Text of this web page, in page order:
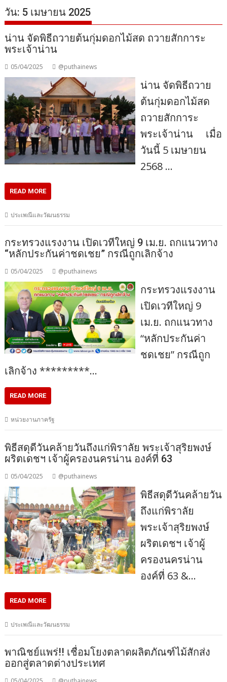
วัน: 5 เมษายน 2025
น่าน จัดพิธีถวายต้นกุ่มดอกไม้สด ถวายสักการะ
พระเจ้าน่าน
05/04/2025 @puthainews
น่าน จัดพิธีถวาย
ต้นกุ่มดอกไม้สด
ถวายสักการะ
พระเจ้าน่าน เมื่อ
วันนี้ 5 เมษายน
2568 …
READ MORE
ประเพณีและวัฒนธรรม
กระทรวงแรงงาน เปิดเวทีใหญ่ 9 เม.ย. ถกแนวทาง
“หลักประกันค่าชดเชย” กรณีถูกเลิกจ้าง
05/04/2025 @puthainews
กระทรวงแรงงาน
เปิดเวทีใหญ่ 9
เม.ย. ถกแนวทาง
“หลักประกันค่า
ชดเชย” กรณีถูก
เลิกจ้าง *********…
READ MORE
หน่วยงานภาครัฐ
พิธีสดุดีวันคล้ายวันถึงแก่พิราลัย พระเจ้าสุริยพงษ์
ผริตเดชฯ เจ้าผู้ครองนครน่าน องค์ที่ 63
05/04/2025 @puthainews
พิธีสดุดีวันคล้ายวัน
ถึงแก่พิราลัย
พระเจ้าสุริยพงษ์
ผริตเดชฯ เจ้าผู้
ครองนครน่าน
องค์ที่ 63 &…
READ MORE
ประเพณีและวัฒนธรรม
พาณิชย์แพร่!! เชื่อมโยงตลาดผลิตภัณฑ์ไม้สักส่ง
ออกสู่ตลาดต่างประเทศ